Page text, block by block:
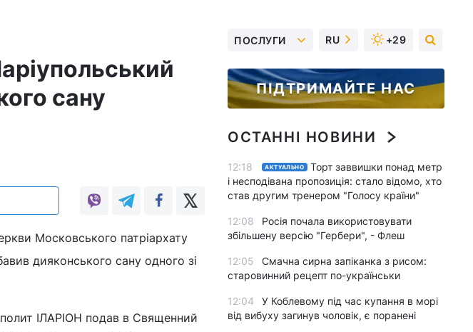
сану
Московського патріархату
дияконського сану одного зі
ІЛАРІОН подав в Священний
ПОСЛУГИ RU +29
ПІДТРИМАЙТЕ НАС
ОСТАННІ НОВИНИ
12:18 АКТУАЛЬНО
Торт заввишки понад метр
і несподівана пропозиція: стало відомо, хто
став другим тренером "Голосу країни"
12:08
Росія почала використовувати
збільшену версію "Гербери", - Флеш
12:05
Смачна сирна запіканка з рисом:
старовинний рецепт по-українськи
12:04
У Коблевому під час купання в морі
від вибуху загинув чоловік, є поранені